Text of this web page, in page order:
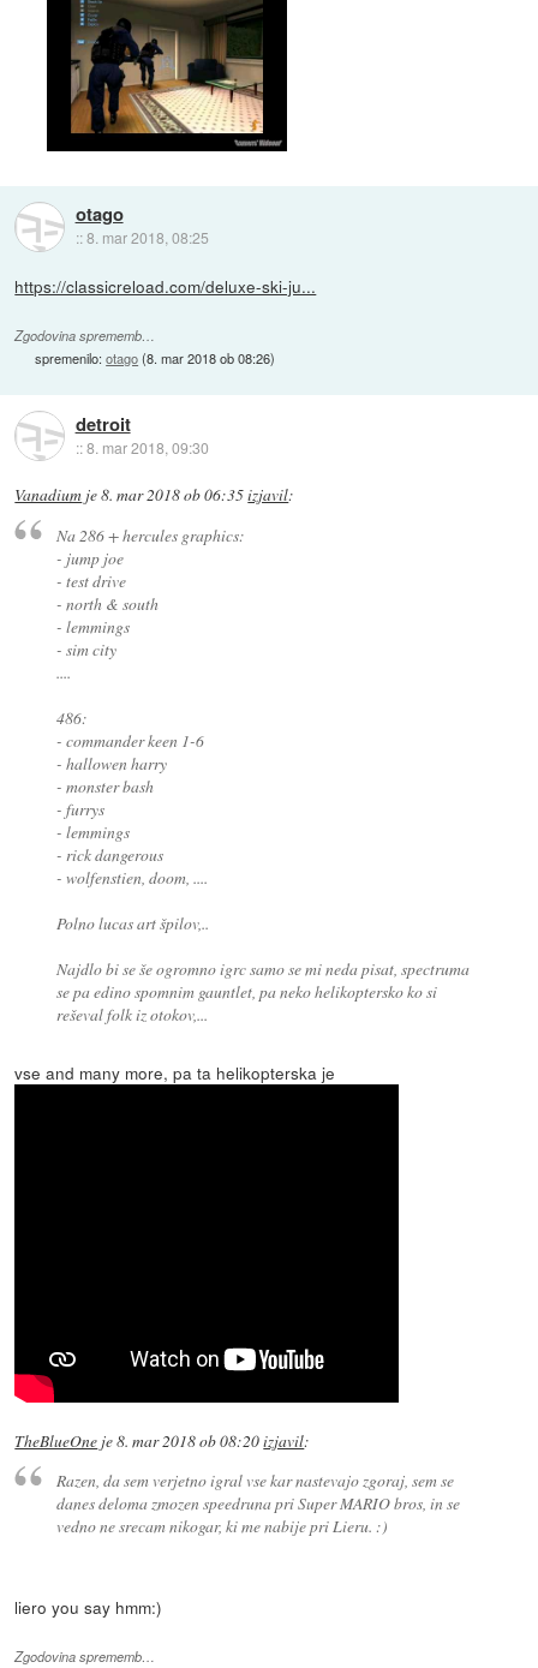
otago
::8. mar 2018, 08:25
https://classicreload.com/deluxe-ski-ju...
Zgodovina sprememb…
spremenilo:otago(8. mar 2018 ob 08:26)
detroit
::8. mar 2018, 09:30
Vanadium je8. mar 2018 ob 06:35izjavil:
Na 286 + hercules graphics:
- jump joe
- test drive
- north & south
- lemmings
- sim city
....
486:
- commander keen 1-6
- hallowen harry
- monster bash
- furrys
- lemmings
- rick dangerous
- wolfenstien, doom, ....
Polno lucas art špilov,..
Najdlo bi se še ogromno igrc samo se mi neda pisat, spectruma
se pa edino spomnim gauntlet, pa neko helikoptersko ko si
reševal folk iz otokov,...
vse and many more, pa ta helikopterska je
TheBlueOne je8. mar 2018 ob 08:20izjavil:
Razen, da sem verjetno igral vse kar nastevajo zgoraj, sem se
danes deloma zmozen speedruna pri Super MARIO bros, in se
vedno ne srecam nikogar, ki me nabije pri Lieru. :)
liero you say hmm:)
Zgodovina sprememb…